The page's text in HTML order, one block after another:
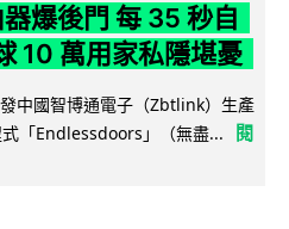
爆後門 每 35 秒自
10 萬用家私隱堪憂
中國智博通電子（Zbtlink）生產
「Endlessdoors」（無盡...
閱